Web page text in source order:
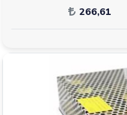
266,61